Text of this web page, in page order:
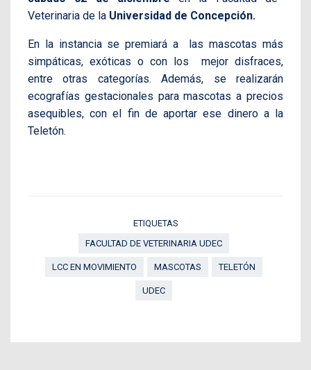
Veterinaria de la Universidad de Concepción.
En la instancia se premiará a las mascotas más
simpáticas, exóticas o con los mejor disfraces,
entre otras categorías. Además, se realizarán
ecografías gestacionales para mascotas a precios
asequibles, con el fin de aportar ese dinero a la
Teletón.
ETIQUETAS
FACULTAD DE VETERINARIA UDEC
LCC EN MOVIMIENTO MASCOTAS TELETÓN
UDEC